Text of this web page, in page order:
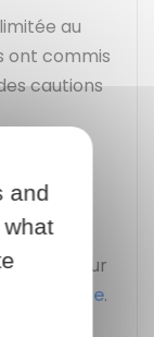
au
ont commis
cautions
les
l'impôt sur
de famille.
and